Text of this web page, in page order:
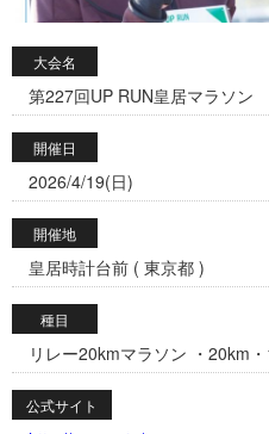
大会名
第227回UP RUN皇居マラソン
開催日
2026/4/19(日)
開催地
皇居時計台前 ( 東京都 )
種目
リレー20kmマラソン ・20km
公式サイト